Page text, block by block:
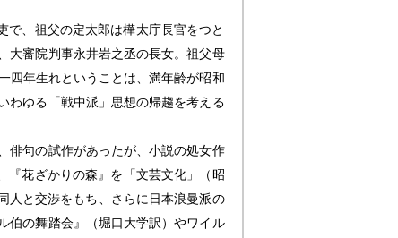
で、祖父の定太郎は樺太庁長官をつと
大審院判事永井岩之丞の長女。祖父母
四年生れということは、満年齢が昭和
わゆる「戦中派」思想の帰趨を考える
俳句の試作があったが、小説の処女作
『花ざかりの森』を「文芸文化」（昭
人と交渉をもち、さらに日本浪曼派の
伯の舞踏会』（堀口大学訳）やワイル